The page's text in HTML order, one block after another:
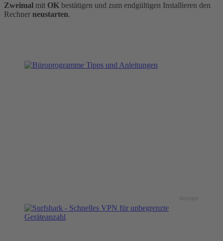
Zweimal mit OK bestätigen und zum endgültigen Installieren den
Rechner neustarten.